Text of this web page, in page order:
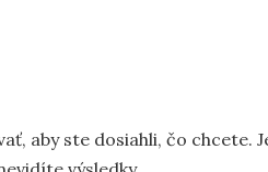
aby ste dosiahli, čo chcete.